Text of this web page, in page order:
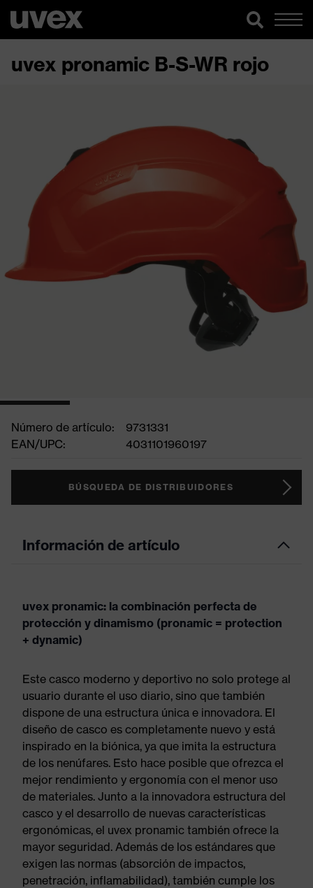
uvex pronamic B-S-WR rojo
Número de artículo:
9731331
EAN/UPC:
4031101960197
BÚSQUEDA DE DISTRIBUIDORES
Información de artículo
uvex pronamic: la combinación perfecta de
protección y dinamismo (pronamic = protection
+ dynamic)
Este casco moderno y deportivo no solo protege al
usuario durante el uso diario, sino que también
dispone de una estructura única e innovadora. El
diseño de casco es completamente nuevo y está
inspirado en la biónica, ya que imita la estructura
de los nenúfares. Esto hace posible que ofrezca el
mejor rendimiento y ergonomía con el menor uso
de materiales. Junto a la innovadora estructura del
casco y el desarrollo de nuevas características
ergonómicas, el uvex pronamic también ofrece la
mayor seguridad. Además de los estándares que
exigen las normas (absorción de impactos,
penetración, inflamabilidad), también cumple los